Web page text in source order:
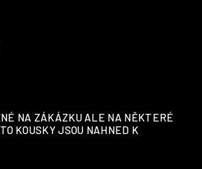
NA ZÁKÁZKU ALE NA NĚKTERÉ
KOUSKY JSOU NAHNED K